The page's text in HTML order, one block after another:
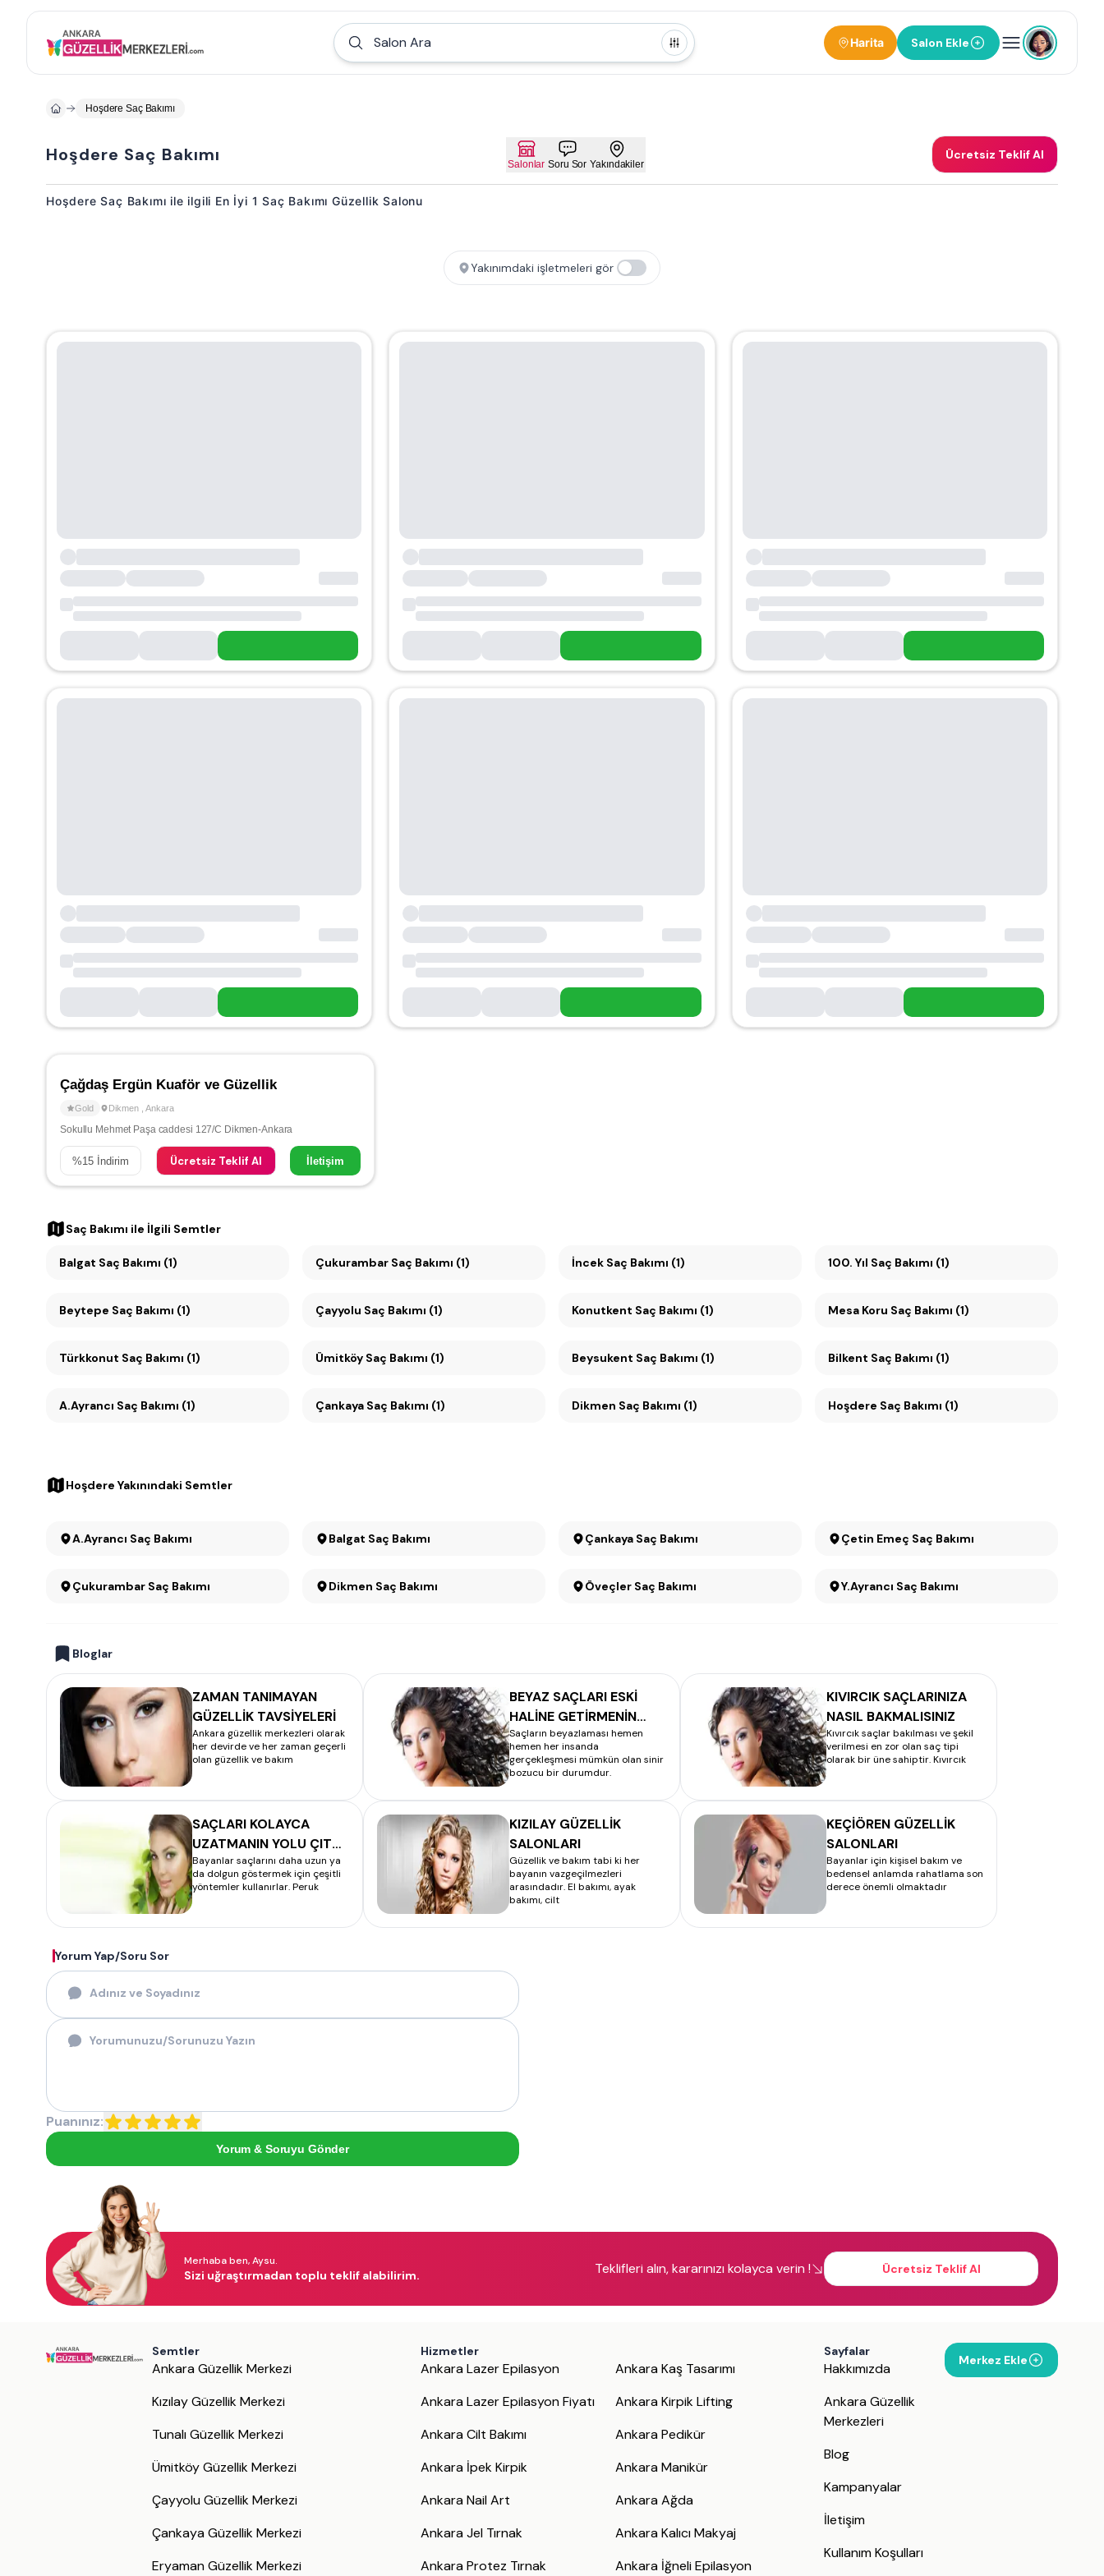
Salon Ara Harita Salon Ekle
Hoşdere Saç Bakımı
Hoşdere Saç Bakımı Salonlar Soru Sor Yakındakiler
Ücretsiz Teklif Al
Hoşdere Saç Bakımı ile ilgili En İyi 1 Saç Bakımı Güzellik Salonu
Yakınımdaki işletmeleri gör
Çağdaş Ergün Kuaför ve Güzellik
Gold Dikmen Ankara
Sokullu Mehmet Paşa caddesi 127/C Dikmen-Ankara
%15 İndirim Ücretsiz Teklif Al İletişim
Saç Bakımı ile İlgili Semtler
Balgat Saç Bakımı (1) Çukurambar Saç Bakımı (1) İncek Saç Bakımı (1) 100. Yıl Saç Bakımı (1)
Beytepe Saç Bakımı (1) Çayyolu Saç Bakımı (1) Konutkent Saç Bakımı (1) Mesa Koru Saç Bakımı (1)
Türkkonut Saç Bakımı (1) Ümitköy Saç Bakımı (1) Beysukent Saç Bakımı (1) Bilkent Saç Bakımı (1)
A.Ayrancı Saç Bakımı (1) Çankaya Saç Bakımı (1) Dikmen Saç Bakımı (1) Hoşdere Saç Bakımı (1)
Hoşdere Yakınındaki Semtler
A.Ayrancı Saç Bakımı Balgat Saç Bakımı Çankaya Saç Bakımı Çetin Emeç Saç Bakımı
Çukurambar Saç Bakımı Dikmen Saç Bakımı Öveçler Saç Bakımı Y.Ayrancı Saç Bakımı
Bloglar
ZAMAN TANIMAYAN
GÜZELLİK TAVSİYELERİ
Ankara güzellik merkezleri olarak
her devirde ve her zaman geçerli
olan güzellik ve bakım
BEYAZ SAÇLARI ESKİ
HALİNE GETİRMENİN
FORMÜLÜ
Saçların beyazlaması hemen
hemen her insanda
gerçekleşmesi mümkün olan sinir
bozucu bir durumdur.
KIVIRCIK SAÇLARINIZA
NASIL BAKMALISINIZ
Kıvırcık saçlar bakılması ve şekil
verilmesi en zor olan saç tipi
olarak bir üne sahiptir. Kıvırcık
SAÇLARI KOLAYCA
UZATMANIN YOLU ÇIT
ÇIT NASIL TAKILIR
Bayanlar saçlarını daha uzun ya
da dolgun göstermek için çeşitli
yöntemler kullanırlar. Peruk
KIZILAY GÜZELLİK
SALONLARI
Güzellik ve bakım tabi ki her
bayanın vazgeçilmezleri
arasındadır. El bakımı, ayak
bakımı, cilt
KEÇİÖREN GÜZELLİK
SALONLARI
Bayanlar için kişisel bakım ve
bedensel anlamda rahatlama son
derece önemli olmaktadır
Yorum Yap/Soru Sor
Puanınız:
Yorum & Soruyu Gönder
Merhaba ben, Aysu.
Sizi uğraştırmadan toplu teklif alabilirim. Teklifleri alın, kararınızı kolayca verin ! Ücretsiz Teklif Al
Semtler
Ankara Güzellik Merkezi
Kızılay Güzellik Merkezi
Tunalı Güzellik Merkezi
Ümitköy Güzellik Merkezi
Çayyolu Güzellik Merkezi
Çankaya Güzellik Merkezi
Eryaman Güzellik Merkezi
Hizmetler
Ankara Lazer Epilasyon
Ankara Lazer Epilasyon Fiyatı
Ankara Cilt Bakımı
Ankara İpek Kirpik
Ankara Nail Art
Ankara Jel Tırnak
Ankara Protez Tırnak
Ankara Kaş Tasarımı
Ankara Kirpik Lifting
Ankara Pedikür
Ankara Manikür
Ankara Ağda
Ankara Kalıcı Makyaj
Ankara İğneli Epilasyon
Sayfalar
Hakkımızda
Ankara Güzellik
Merkezleri
Blog
Kampanyalar
İletişim
Kullanım Koşulları
Merkez Ekle